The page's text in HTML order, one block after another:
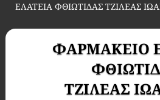
ΕΛΑΤΕΙΑ ΦΘΙΩΤΙΔΑΣ ΤΖΙΛΕΑΣ
ΦΑΡΜΑΚΕΙΟ
ΤΖΙΛΕΑΣ